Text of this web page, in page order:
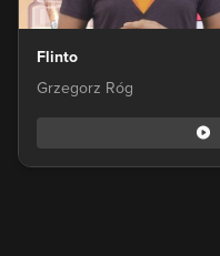
Flinto
Grzegorz Róg